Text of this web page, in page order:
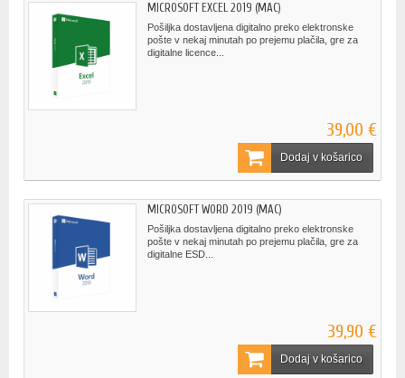
MICROSOFT EXCEL 2019 (MAC)
Pošiljka dostavljena digitalno preko elektronske
pošte v nekaj minutah po prejemu plačila, gre za
digitalne licence...
39,00 €
Dodaj v košarico
MICROSOFT WORD 2019 (MAC)
Pošiljka dostavljena digitalno preko elektronske
pošte v nekaj minutah po prejemu plačila, gre za
digitalne ESD...
39,90 €
Dodaj v košarico